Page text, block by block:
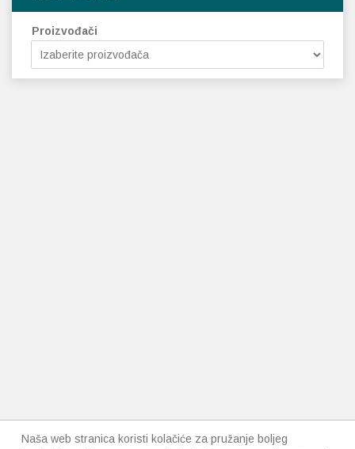
Proizvođači
Naša web stranica koristi kolačiće za pružanje boljeg